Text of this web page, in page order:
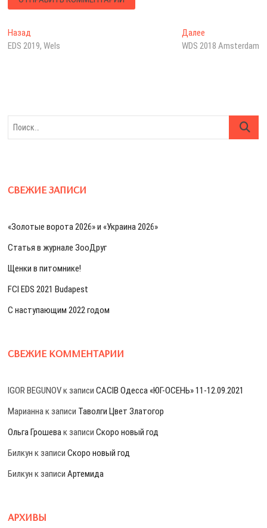
Навигация
по
Назад
запись:
EDS 2019, Wels
ДалееСледующая
запись:
WDS 2018 Amsterdam
Поиск…
СВЕЖИЕ ЗАПИСИ
«Золотые ворота 2026» и «Украина 2026»
Статья в журнале ЗооДруг
Щенки в питомнике!
FCI EDS 2021 Budapest
С наступающим 2022 годом
СВЕЖИЕ КОММЕНТАРИИ
IGOR BEGUNOVк записиCACIB Одесса «ЮГ-ОСЕНЬ» 11-12.09.2021
Марианна к записи Таволги Цвет Златогор
Ольга Грошева к записиСкоро новый год
Билкун к записиСкоро новый год
Билкун к записиАртемида
АРХИВЫ